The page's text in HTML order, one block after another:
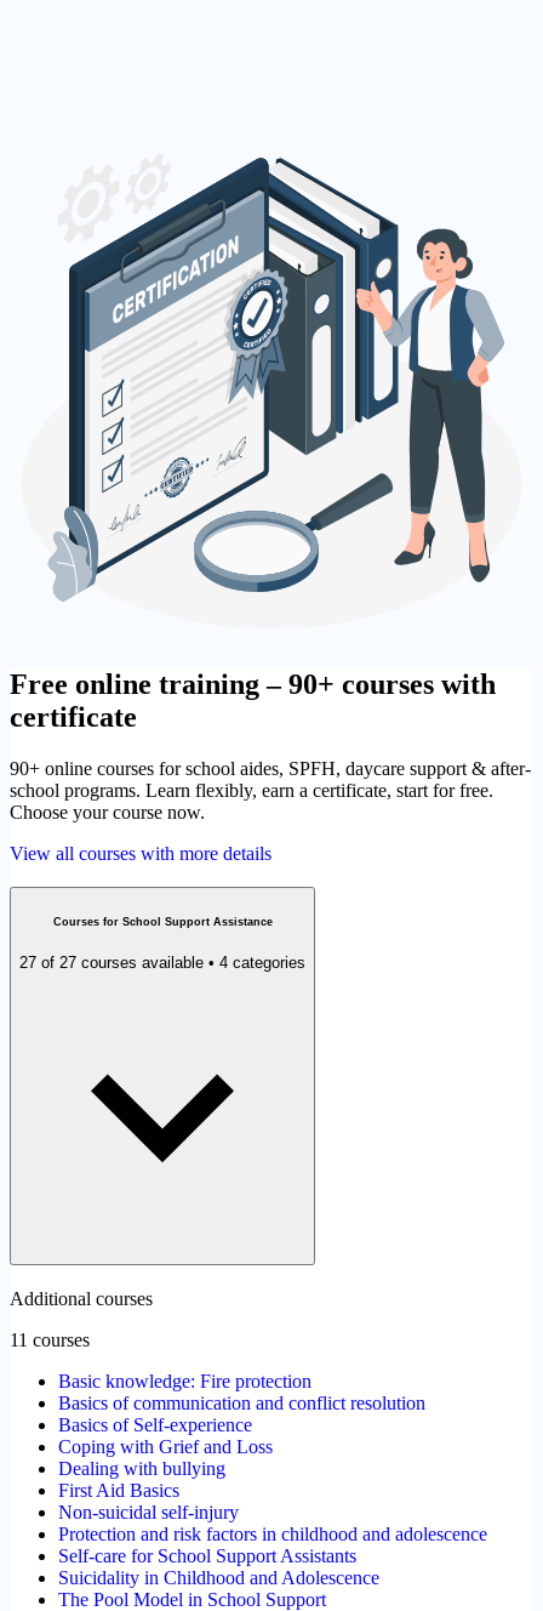
Free online training – 90+ courses with
certificate
90+ online courses for school aides, SPFH, daycare support & after-
school programs. Learn flexibly, earn a certificate, start for free.
Choose your course now.
View all courses with more details
Courses for School Support Assistance
27 of 27 courses available • 4 categories
Additional courses
11 courses
Basic knowledge: Fire protection
Basics of communication and conflict resolution
Basics of Self-experience
Coping with Grief and Loss
Dealing with bullying
First Aid Basics
Non-suicidal self-injury
Protection and risk factors in childhood and adolescence
Self-care for School Support Assistants
Suicidality in Childhood and Adolescence
The Pool Model in School Support